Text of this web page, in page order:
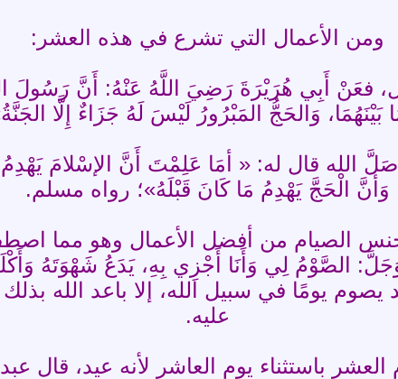
ومن الأعمال التي تشرع في هذه العشر:
فعَنْ أَبِي هُرَيْرَةَ رَضِيَ اللَّهُ عَنْهُ: أَنَّ رَسُولَ
بَيْنَهُمَا، وَالحَجُّ المَبْرُورُ لَيْسَ لَهُ جَزَاءٌ إِلَّا
قال له: « ‏أمَا عَلِمْتَ أَنَّ الإسْلامَ يَهْدِمُ
وَأنَّ الْحَجَّ يَهْدِمُ مَا كَانَ قَبْلَهُ»؛ رواه مسلم.
جنس الصيام من أفضل الأعمال وهو مما
الصَّوْمُ لِي وَأَنَا أَجْزِي بِهِ، يَدَعُ شَهْوَتَهُ
يومًا في سبيل الله، إلا باعد الله
عليه.
باستثناء يوم العاشر لأنه عيد،